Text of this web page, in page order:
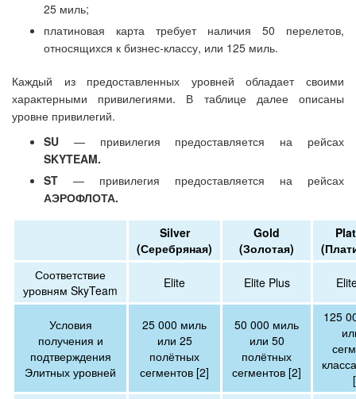
25 миль;
платиновая карта требует наличия 50 перелетов,
относящихся к бизнес-классу, или 125 миль.
Каждый из предоставленных уровней обладает своими
характерными привилегиями. В таблице далее описаны
уровне привилегий.
SU — привилегия предоставляется на рейсах
SKYTEAM.
ST — привилегия предоставляется на рейсах
АЭРОФЛОТА.
Silver
(Серебряная)
Gold
(Золотая)
Соответствие
уровням SkyTeam
Elite Elite Plus
Условия
получения и
подтверждения
Элитных уровней
25 000 миль
или 25
полётных
сегментов [2]
50 000 миль
или 50
полётных
сегментов [2]
125